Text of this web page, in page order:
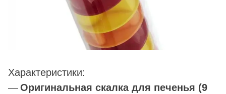
Характеристики:
Оригинальная скалка для печенья (9